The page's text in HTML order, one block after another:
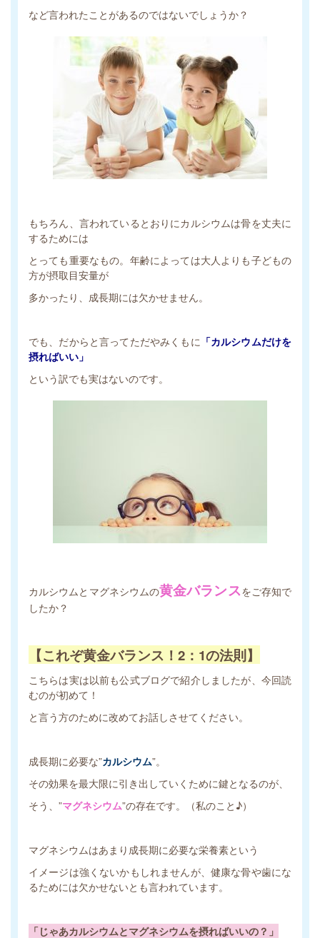
など言われたことがあるのではないでしょうか？
もちろん、言われているとおりにカルシウムは骨を丈夫に
するためには
とっても重要なもの。年齢によっては大人よりも子どもの
方が摂取目安量が
多かったり、成長期には欠かせません。
でも、だからと言ってただやみくもに 「カルシウムだけを
摂ればいい」
という訳でも実はないのです。
カルシウムとマグネシウムの黄金バランスをご存知で
したか？
【これぞ黄金バランス！2：1の法則】
こちらは実は以前も公式ブログで紹介しましたが、今回読
むのが初めて！
と言う方のために改めてお話しさせてください。
成長期に必要な”カルシウム”。
その効果を最大限に引き出していくために鍵となるのが、
そう、”マグネシウム”の存在です。（私のこと♪）
マグネシウムはあまり成長期に必要な栄養素という
イメージは強くないかもしれませんが、健康な骨や歯にな
るためには欠かせないとも言われています。
「じゃあカルシウムとマグネシウムを摂ればいいの？」